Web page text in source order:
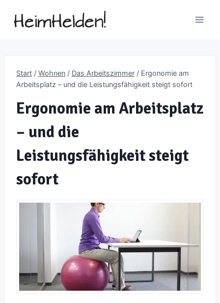
Inhalt
Start / Wohnen / Das Arbeitszimmer / Ergonomie am
Arbeitsplatz – und die Leistungsfähigkeit steigt sofort
Ergonomie am Arbeitsplatz
– und die
Leistungsfähigkeit steigt
sofort